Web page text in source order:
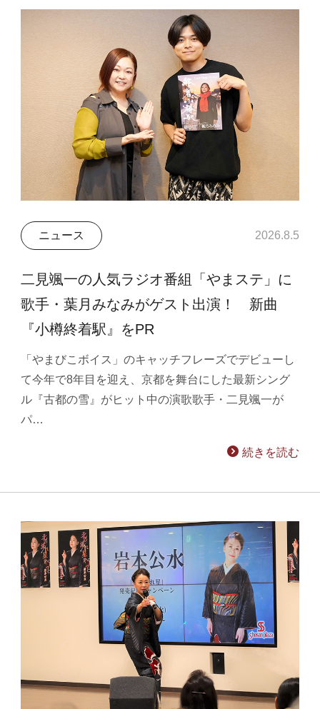
ニュース 2026.8.5
二見颯一の人気ラジオ番組「やまステ」に
歌手・葉月みなみがゲスト出演！ 新曲
『小樽終着駅』をPR
「やまびこボイス」のキャッチフレーズでデビューし
て今年で8年目を迎え、京都を舞台にした最新シング
ル『古都の雪』がヒット中の演歌歌手・二見颯一が
パ…
続きを読む